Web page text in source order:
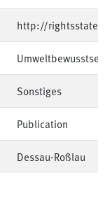
http://
Sonstiges
Publication
Dessau-Roßlau